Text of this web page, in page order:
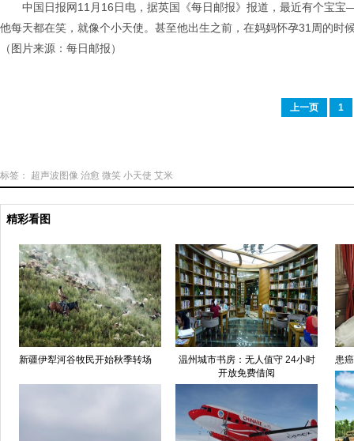
中国日报网11月16日电，据英国《每日邮报》报道，最近有个宝
他每天都在笑，就像个小天使。甚至他出生之前，在妈妈怀孕31周的
（图片来源：每日邮报）
上一页 1
标签： 超声波图像 治愈 微笑 小天使 艾米
精彩看图
新疆伊犁河谷牧民开始秋季转场
温州城市书房：无人值守 24小时
开放免费借阅
患